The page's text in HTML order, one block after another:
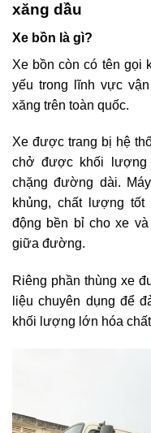
xăng dầu
Xe bồn là gì?
Xe bồn còn có tên gọi
yếu trong lĩnh vực
xăng trên toàn quốc.
Xe được trang bị hệ
chở được khối lượng
chặng đường dài.
khủng, chất lượng
động bền bỉ cho xe
giữa đường.
Riêng phần thùng xe
liệu chuyên dụng để
khối lượng lớn hóa